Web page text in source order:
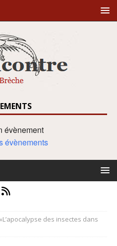
évènement
évènements
«L’apocalypse des insectes dans